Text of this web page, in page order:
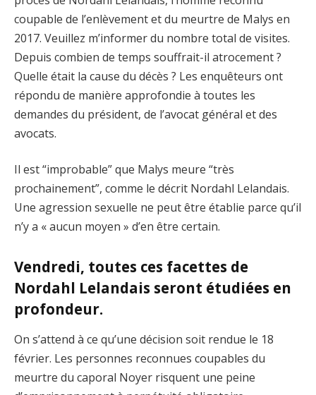
coupable de l’enlèvement et du meurtre de Malys en
2017. Veuillez m’informer du nombre total de visites.
Depuis combien de temps souffrait-il atrocement ?
Quelle était la cause du décès ? Les enquêteurs ont
répondu de manière approfondie à toutes les
demandes du président, de l’avocat général et des
avocats.
Il est “improbable” que Malys meure “très
prochainement”, comme le décrit Nordahl Lelandais.
Une agression sexuelle ne peut être établie parce qu’il
n’y a « aucun moyen » d’en être certain.
Vendredi, toutes ces facettes de
Nordahl Lelandais seront étudiées en
profondeur.
On s’attend à ce qu’une décision soit rendue le 18
février. Les personnes reconnues coupables du
meurtre du caporal Noyer risquent une peine